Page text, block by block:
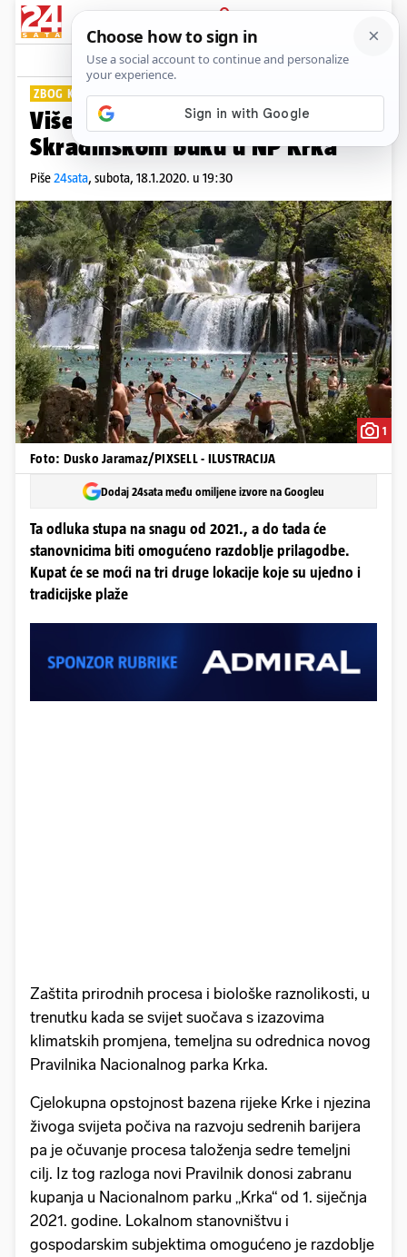
PRIJAVA
Lifestyle Komentari
ZBOG KLIMATSKIH PROMJENA
Više se neće moći kupati na
Skradinskom buku u NP Krka
Piše24sata, subota, 18.1.2020. u 19:30
1
Foto: Dusko Jaramaz/PIXSELL - ILUSTRACIJA
Dodaj 24sata među omiljene izvore na Googleu
Ta odluka stupa na snagu od 2021., a do tada će
stanovnicima biti omogućeno razdoblje prilagodbe.
Kupat će se moći na tri druge lokacije koje su ujedno i
tradicijske plaže
Zaštita prirodnih procesa i biološke raznolikosti, u
trenutku kada se svijet suočava s izazovima
klimatskih promjena, temeljna su odrednica novog
Pravilnika Nacionalnog parka Krka.
Cjelokupna opstojnost bazena rijeke Krke i njezina
živoga svijeta počiva na razvoju sedrenih barijera
pa je očuvanje procesa taloženja sedre temeljni
cilj. Iz tog razloga novi Pravilnik donosi zabranu
kupanja u Nacionalnom parku „Krka“ od 1. siječnja
2021. godine. Lokalnom stanovništvu i
gospodarskim subjektima omogućeno je razdoblje